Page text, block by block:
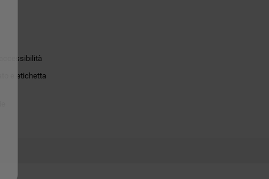
e etichetta